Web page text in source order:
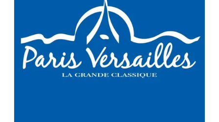
Newsletter des sorties
Artistes en tournée
Actus à Paris